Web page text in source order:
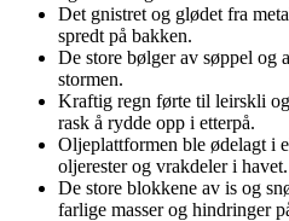
Det gnistret og glødet fra
spredt på bakken.
De store bølger av søppel og
stormen.
Kraftig regn førte til leirskli
rask å rydde opp i etterpå.
Oljeplattformen ble ødelagt i
oljerester og vrakdeler i havet.
De store blokkene av is og
farlige masser og hindringer